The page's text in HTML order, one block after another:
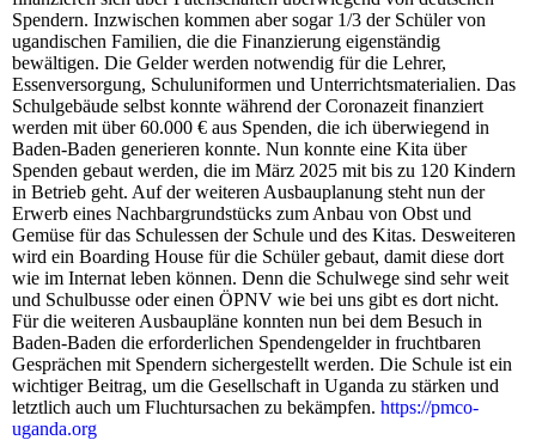
Spendern. Inzwischen kommen aber sogar 1/3 der Schüler von
ugandischen Familien, die die Finanzierung eigenständig
bewältigen. Die Gelder werden notwendig für die Lehrer,
Essenversorgung, Schuluniformen und Unterrichtsmaterialien. Das
Schulgebäude selbst konnte während der Coronazeit finanziert
werden mit über 60.000 € aus Spenden, die ich überwiegend in
Baden-Baden generieren konnte. Nun konnte eine Kita über
Spenden gebaut werden, die im März 2025 mit bis zu 120 Kindern
in Betrieb geht. Auf der weiteren Ausbauplanung steht nun der
Erwerb eines Nachbargrundstücks zum Anbau von Obst und
Gemüse für das Schulessen der Schule und des Kitas. Desweiteren
wird ein Boarding House für die Schüler gebaut, damit diese dort
wie im Internat leben können. Denn die Schulwege sind sehr weit
und Schulbusse oder einen ÖPNV wie bei uns gibt es dort nicht.
Für die weiteren Ausbaupläne konnten nun bei dem Besuch in
Baden-Baden die erforderlichen Spendengelder in fruchtbaren
Gesprächen mit Spendern sichergestellt werden. Die Schule ist ein
wichtiger Beitrag, um die Gesellschaft in Uganda zu stärken und
letztlich auch um Fluchtursachen zu bekämpfen. https://pmco-
uganda.org